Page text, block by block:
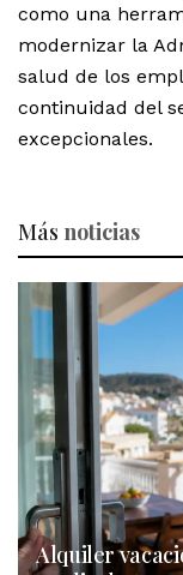
como una
modernizar la
salud de los
continuidad del
excepcionales.
Más noticias
Alquiler